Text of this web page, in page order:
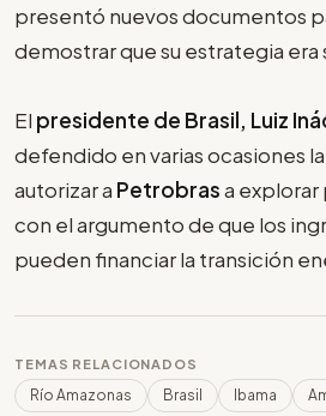
presentó nuevos documentos
demostrar que su estrategia era
El presidente de Brasil, Luiz
defendido en varias ocasiones
autorizar a Petrobrasa
con el argumento de que los
pueden financiar la transición
TEMAS RELACIONADOS
Río Amazonas Brasil Ibama